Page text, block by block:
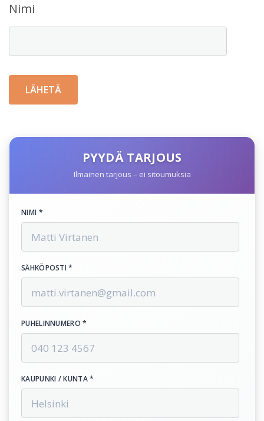
Nimi
PYYDÄ TARJOUS
Ilmainen tarjous – ei sitoumuksia
NIMI *
SÄHKÖPOSTI *
PUHELINNUMERO *
KAUPUNKI / KUNTA *